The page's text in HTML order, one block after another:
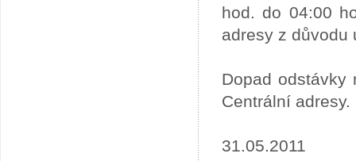
hod. do 04:00
adresy z důvodu
Dopad odstávky
Centrální adresy.
31.05.2011